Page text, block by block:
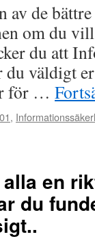
av de
om du
du att
du väldigt
för …
,
en
du